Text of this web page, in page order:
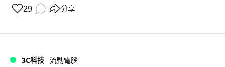
29 分享
3C科技 流動電腦